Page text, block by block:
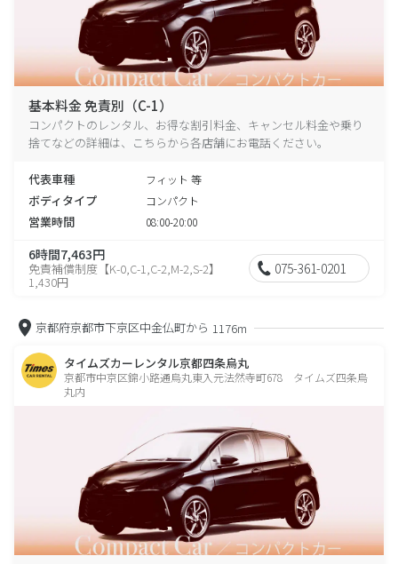
基本料金 免責別（C-1）
コンパクトのレンタル、お得な割引料金、キャンセル料金や乗り
捨てなどの詳細は、こちらから各店舗にお電話ください。
代表車種 フィット 等
ボディタイプ コンパクト
営業時間 08:00-20:00
6時間7,463円
免責補償制度【K-0,C-1,C-2,M-2,S-2】
1,430円
075-361-0201
京都府京都市下京区中金仏町から 1176m
タイムズカーレンタル京都四条烏丸
京都市中京区錦小路通烏丸東入元法然寺町678 タイムズ四条烏
丸内